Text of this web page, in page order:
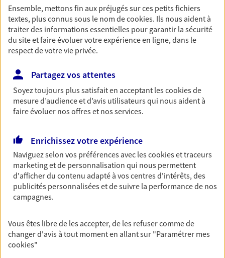
vous-même et votre famille.
Accompagner vos projets de
vie
Achat immobilier, installation, départ à la retraite…
Autant de moments de vie qui nécessitent des solutions
d'assurance et d'épargne. Recevez un conseil d'expert
cohérent avec vos besoins
Vous aider à constituer une
épargne
De nombreuses solutions s'offrent à vous pour faire
fructifier votre épargne. Laquelle correspond à vos
objectifs ? Rien ne remplace les conseils d'un expert :
Assurance vie, PER, Livret… Faisons le point ensemble !
Optimiser la gestion de votre
patrimoine
Ensemble, mettons fin aux préjugés sur ces petits fichiers
textes, plus connus sous le nom decookies. Ils nous aident à
traiter des informations essentielles pour garantir la sécurité
du site et faire évoluer votre expérience en ligne, dans le
respect de votre vie privée.
Partagez vos attentes
Soyez toujours plus satisfait en acceptant lescookiesde
mesure d’audience et d’avis utilisateurs qui nous aident à
faire évoluer nos offres et nos services.
Enrichissez votre expérience
Naviguez selon vos préférences avec lescookies et traceurs
marketing et de personnalisation qui nous permettent
d'afficher du contenu adapté à vos centres d'intérêts, des
publicités personnalisées et de suivre la performance de nos
campagnes.
Vous êtes libre de les accepter, de les refuser comme de
changer d'avis à tout moment en allant sur "Paramétrer mes
cookies"